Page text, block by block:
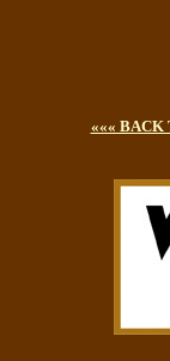
««« BACK